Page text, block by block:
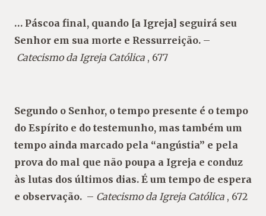
… Páscoa final, quando [a Igreja] seguirá seu
Senhor em sua morte e Ressurreição. –
Catecismo da Igreja Católica , 677
Segundo o Senhor, o tempo presente é o tempo
do Espírito e do testemunho, mas também um
tempo ainda marcado pela “angústia” e pela
prova do mal que não poupa a Igreja e conduz
às lutas dos últimos dias. É um tempo de espera
e observação. – Catecismo da Igreja Católica , 672